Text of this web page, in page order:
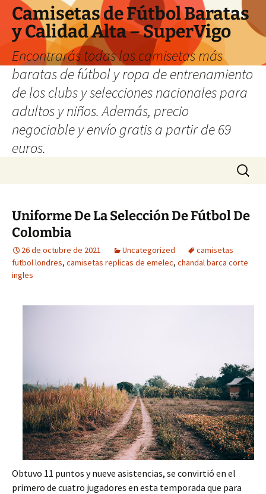
Camisetas de Fútbol Baratas
y Calidad Alta – SuperVigo
Encontrarás todas las camisetas más
baratas de fútbol y ropa de entrenamiento
de los clubs y selecciones nacionales para
adultos y niños. Además, precio
negociable y envío gratis a partir de 69
euros.
Buscar:
Uniforme De La Selección De Fútbol De
Colombia
26 de octubre de 2021 Uncategorized
camisetas
futbol londres, camisetas replicas de emelec, chandal barca corte
ingles
Obtuvo 11 puntos y nueve asistencias, se convirtió en el
primero de cuatro jugadores en esta temporada que para